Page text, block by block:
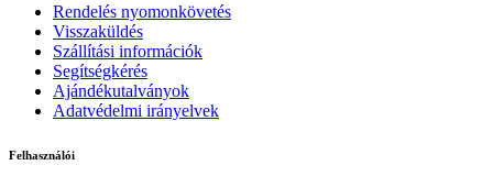
Rendelés nyomonkövetés
Visszaküldés
Szállítási információk
Segítségkérés
Ajándékutalványok
Adatvédelmi irányelvek
Felhasználói